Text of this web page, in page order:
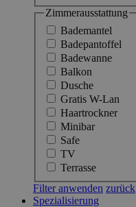
Zimmerausstattung
Bademantel
Badepantoffel
Badewanne
Balkon
Dusche
Gratis W-Lan
Haartrockner
Minibar
Safe
TV
Terrasse
Filter anwenden zurück
Spezialisierung